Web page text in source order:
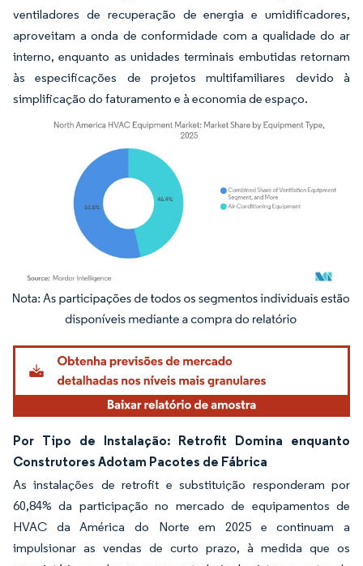
ventiladores de recuperação de energia e umidificadores,
aproveitam a onda de conformidade com a qualidade do ar
interno, enquanto as unidades terminais embutidas retornam
às especificações de projetos multifamiliares devido à
simplificação do faturamento e à economia de espaço.
Imagem © Mordor Intelligence. O reuso requer atribuição conforme CC BY 4.0.
Por Tipo de Instalação: Retrofit Domina enquanto
Construtores Adotam Pacotes de Fábrica
As instalações de retrofit e substituição responderam por
60,84% da participação no mercado de equipamentos de
HVAC da América do Norte em 2025 e continuam a
impulsionar as vendas de curto prazo, à medida que os